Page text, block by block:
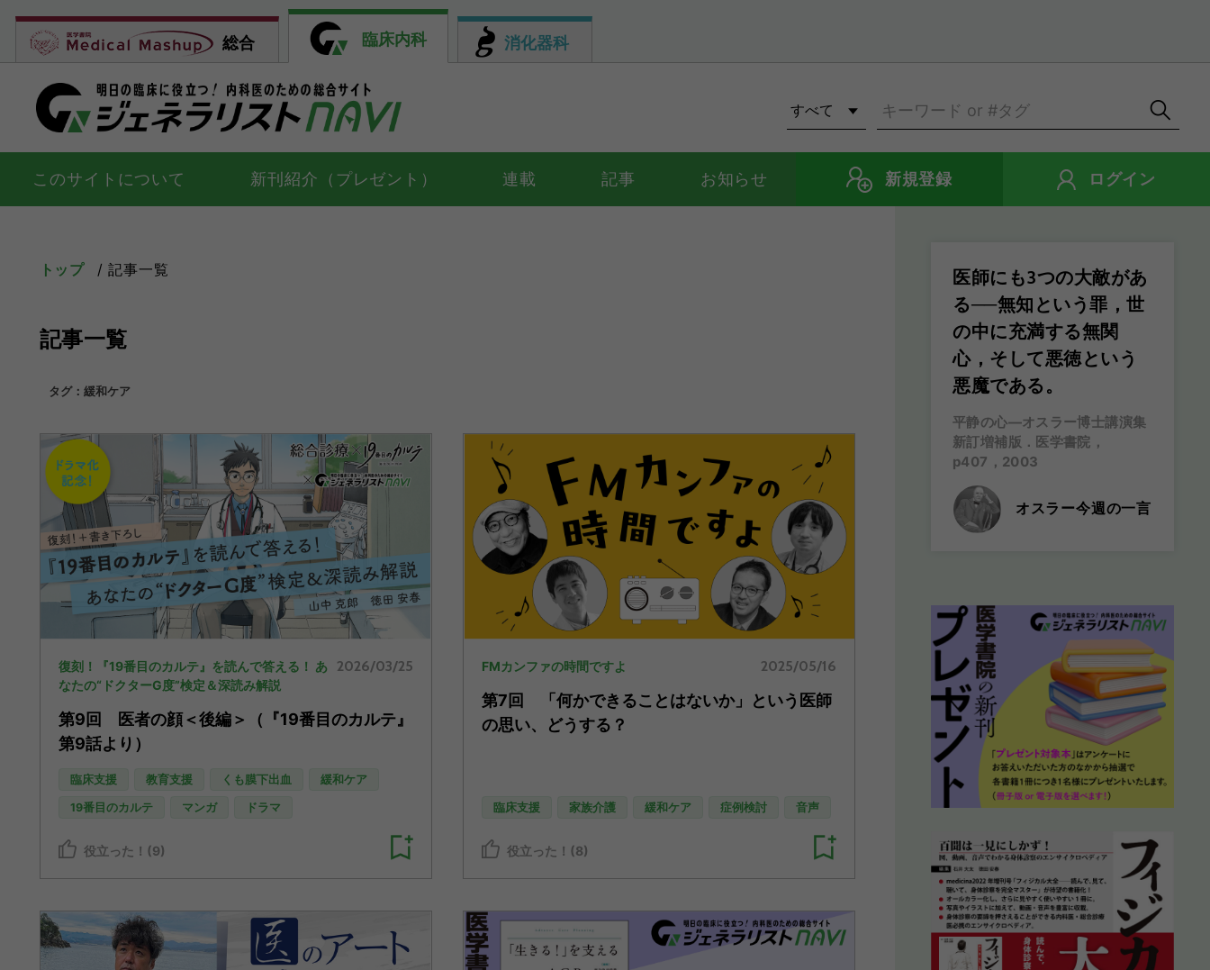
総合 臨床内科 消化器科
このサイトについて 新刊紹介（プレゼント） 連載 記事 お知らせ 新規登録 ログイン
トップ 記事一覧
記事一覧
タグ：緩和ケア
復刻！『19番目のカルテ』を読んで答える！ あ
なたの“ドクターG度”検定＆深読み解説
2026/03/25
第9回 医者の顔＜後編＞（『19番目のカルテ』
第9話より）
臨床支援 教育支援 くも膜下出血 緩和ケア
19番目のカルテ マンガ ドラマ
役立った！(9)
FMカンファの時間ですよ 2025/05/16
第7回 「何かできることはないか」という医師
の思い、どうする？
臨床支援 家族介護 緩和ケア 症例検討 音声
役立った！(8)
医師にも3つの大敵があ
る──無知という罪，世
の中に充満する無関
心，そして悪徳という
悪魔である。
平静の心―オスラー博士講演集
新訂増補版．医学書院，
p407，2003
オスラー今週の一言